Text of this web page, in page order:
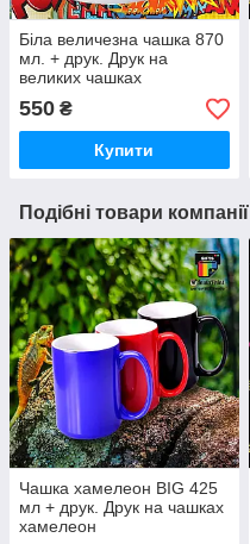
Біла величезна чашка 870
мл. + друк. Друк на
великих чашках
550 ₴
Купити
Подібні товари компанії
Чашка хамелеон BIG 425
мл + друк. Друк на чашках
хамелеон